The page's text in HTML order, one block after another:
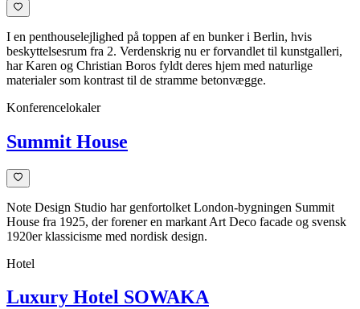
I en penthouselejlighed på toppen af en bunker i Berlin, hvis
beskyttelsesrum fra 2. Verdenskrig nu er forvandlet til kunstgalleri,
har Karen og Christian Boros fyldt deres hjem med naturlige
materialer som kontrast til de stramme betonvægge.
Konferencelokaler
Summit House
Note Design Studio har genfortolket London-bygningen Summit
House fra 1925, der forener en markant Art Deco facade og svensk
1920er klassicisme med nordisk design.
Hotel
Luxury Hotel SOWAKA